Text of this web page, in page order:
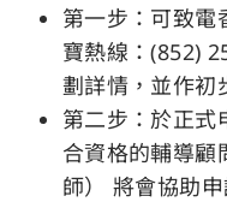
第一步：可致電
寶熱線：(852)
劃詳情，並作初
第二步：於正式
合資格的輔導顧
師） 將會協助